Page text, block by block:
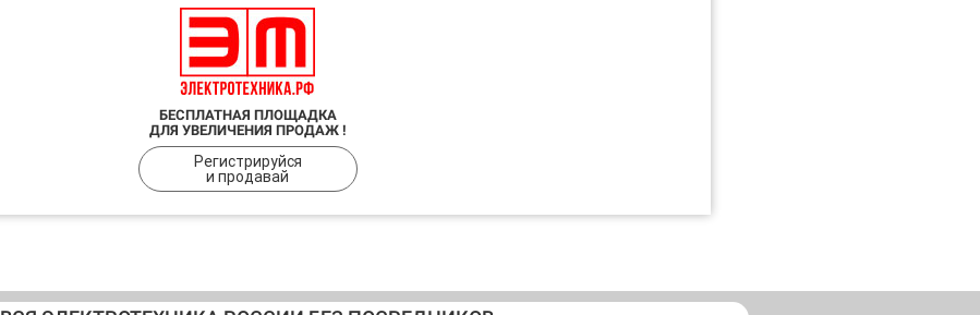
БЕСПЛАТНАЯ ПЛОЩАДКА
ДЛЯ УВЕЛИЧЕНИЯ ПРОДАЖ !
Регистрируйся
и продавай